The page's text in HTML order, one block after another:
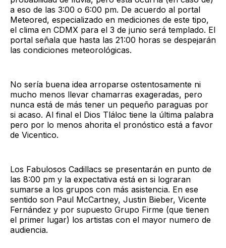
a eso de las 3:00 o 6:00 pm. De acuerdo al portal
Meteored, especializado en mediciones de este tipo,
el clima en CDMX para el 3 de junio será templado. El
portal señala que hasta las 21:00 horas se despejarán
las condiciones meteorológicas.
No sería buena idea arroparse ostentosamente ni
mucho menos llevar chamarras exageradas, pero
nunca está de más tener un pequeño paraguas por
si acaso. Al final el Dios Tláloc tiene la última palabra
pero por lo menos ahorita el pronóstico está a favor
de Vicentico.
Los Fabulosos Cadillacs se presentarán en punto de
las 8:00 pm y la expectativa está en si lograran
sumarse a los grupos con más asistencia. En ese
sentido son Paul McCartney, Justin Bieber, Vicente
Fernández y por supuesto Grupo Firme (que tienen
el primer lugar) los artistas con el mayor numero de
audiencia.